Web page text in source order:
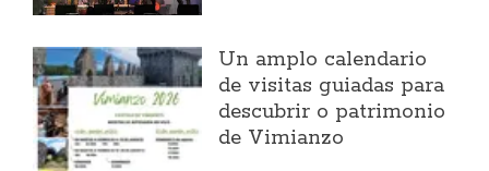
Un amplo calendario
de visitas guiadas para
descubrir o patrimonio
de Vimianzo